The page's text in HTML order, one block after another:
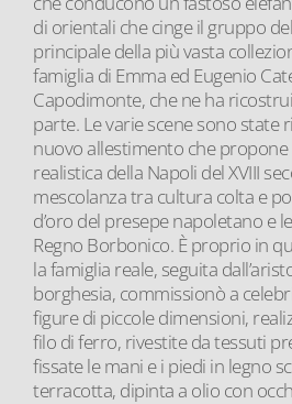
di orientali che cinge il gruppo
principale della più vasta
famiglia di Emma ed Eugenio
Capodimonte, che ne ha
parte. Le varie scene sono state
nuovo allestimento che
realistica della Napoli del XVIII
mescolanza tra cultura colta e
d’oro del presepe napoletano e
Regno Borbonico. È proprio in
la famiglia reale, seguita
borghesia, commissionò a
figure di piccole dimensioni,
filo di ferro, rivestite da tessuti
fissate le mani e i piedi in legno
terracotta, dipinta a olio con